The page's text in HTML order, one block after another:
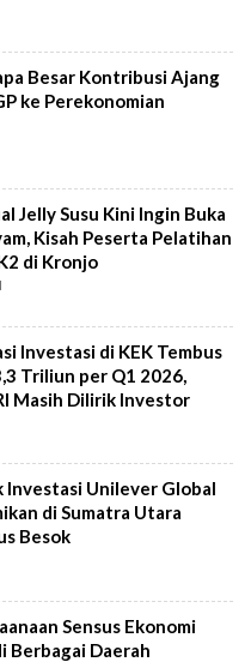
Besar Kontribusi Ajang
ke Perekonomian
Jelly Susu Kini Ingin Buka
Kisah Peserta Pelatihan
di Kronjo
Investasi di KEK Tembus
Triliun per Q1 2026,
Masih Dilirik Investor
Investasi Unilever Global
di Sumatra Utara
Besok
Sensus Ekonomi
Berbagai Daerah